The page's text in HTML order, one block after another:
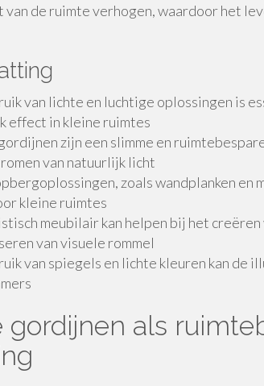
de ruimte verhogen, waardoor het
van lichte en luchtige oplossingen is
effect in kleine ruimtes
zijn een slimme en
van natuurlijk licht
zoals wandplanken
kleine ruimtes
meubilair kan helpen bij het
van visuele rommel
van spiegels en lichte kleuren kan de
gordijnen als